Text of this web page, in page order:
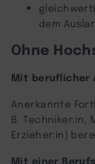
dem
Ohne
Mit beruflicher
Anerkannte
B. Techniker:in,
Erzieher:in)
Mit einer